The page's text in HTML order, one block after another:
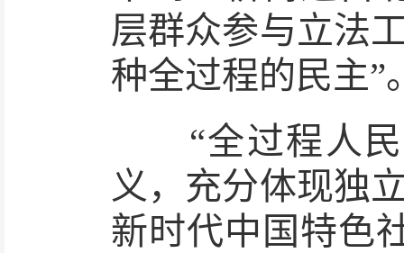
层群众参与立法
种全过程的民主”
“全过程人民
义，充分体现独
新时代中国特色